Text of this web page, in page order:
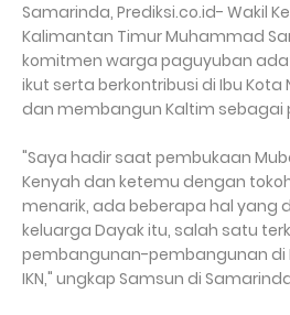
Samarinda, Prediksi.co.id- Wakil
Kalimantan Timur Muhammad
komitmen warga paguyuban
ikut serta berkontribusi di Ibu Kota
dan membangun Kaltim
"Saya hadir saat pembukaan
Kenyah dan ketemu dengan
menarik, ada beberapa hal yang
keluarga Dayak itu, salah satu
pembangunan-pembangunan di
IKN," ungkap Samsun di